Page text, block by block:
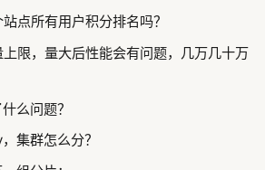
点所有用户积分排名吗？
限，量大后性能会有问题，几万几十万
么问题？
集群怎么分？